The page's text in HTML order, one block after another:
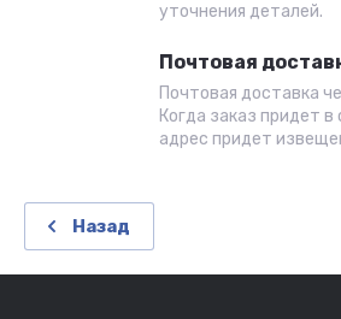
уточнения деталей.
Почтовая
Почтовая доставка
Когда заказ придет
адрес придет
Назад